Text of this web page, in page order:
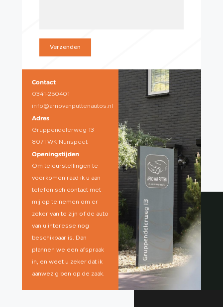
Verzenden
Contact
0341-250401
info@arnovanputtenautos.nl
Adres
Gruppendelerweg 13
8071 WK Nunspeet
Openingstijden
Om teleurstellingen te
voorkomen raad ik u aan
telefonisch contact met
mij op te nemen om er
zeker van te zijn of de auto
van u interesse nog
beschikbaar is. Dan
plannen we een afspraak
in, en weet u zeker dat ik
aanwezig ben op de zaak.